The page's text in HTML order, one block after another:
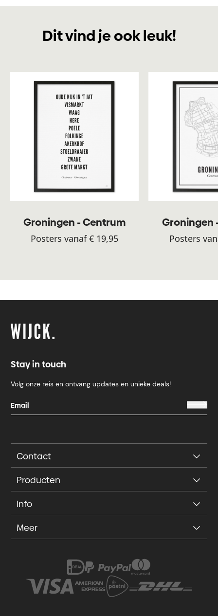
Dit vind je ook leuk!
Groningen - Centrum
Posters vanaf € 19,95
Groningen
Posters
Stay in touch
Volg onze reis en ontvang updates en unieke deals!
Contact
Producten
Info
Meer